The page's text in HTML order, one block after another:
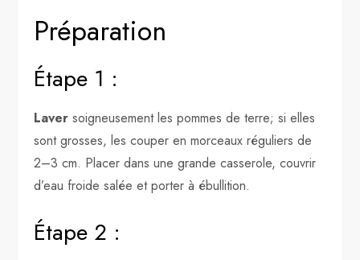
Préparation
Étape 1 :
Laver soigneusement les pommes de terre; si elles
sont grosses, les couper en morceaux réguliers de
2–3 cm. Placer dans une grande casserole, couvrir
d’eau froide salée et porter à ébullition.
Étape 2 :